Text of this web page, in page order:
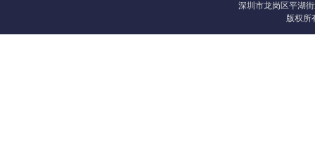
深圳市龙岗区平湖
版权所